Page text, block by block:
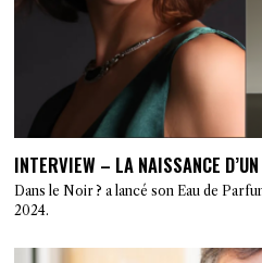
INTERVIEW – LA NAISSANCE
Dans le Noir ? a lancé son Eau de
2024.